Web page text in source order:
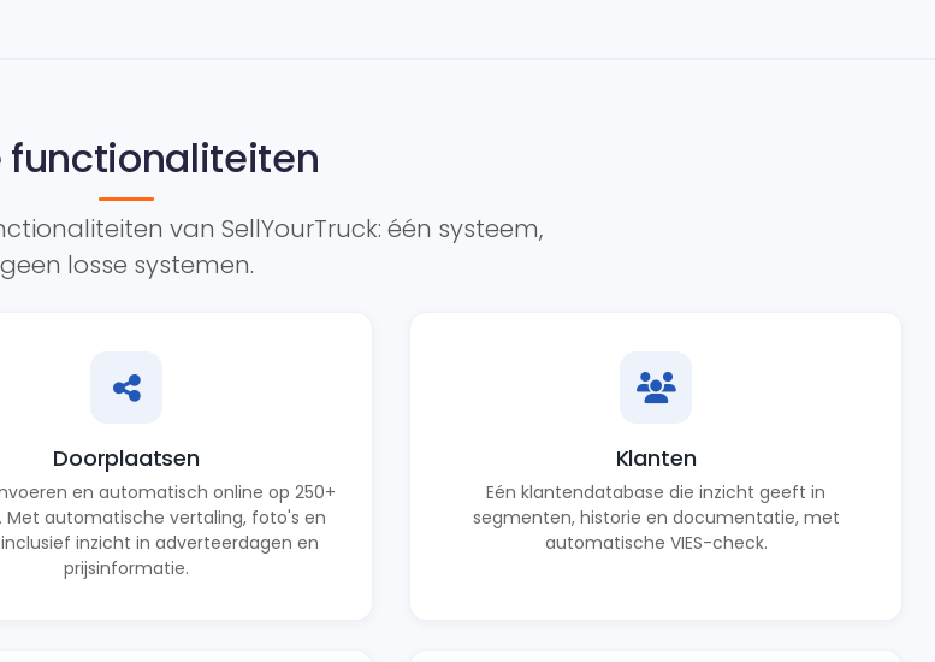
functionaliteiten
van SellYourTruck: één systeem,
geen losse systemen.
Doorplaatsen
en automatisch online op 250+
Met automatische vertaling, foto's en
inzicht in adverteerdagen en
prijsinformatie.
Klanten
Eén klantendatabase die inzicht geeft in
segmenten, historie en documentatie, met
automatische VIES-check.